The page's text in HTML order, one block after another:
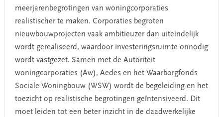
meerjarenbegrotingen van woningcorporaties
realistischer te maken. Corporaties begroten
nieuwbouwprojecten vaak ambitieuzer dan uiteindelijk
wordt gerealiseerd, waardoor investeringsruimte onnodig
wordt vastgezet. Samen met de Autoriteit
woningcorporaties (Aw), Aedes en het Waarborgfonds
Sociale Woningbouw (WSW) wordt de begeleiding en het
toezicht op realistische begrotingen geïntensiveerd. Dit
moet leiden tot een beter inzicht in de daadwerkelijke